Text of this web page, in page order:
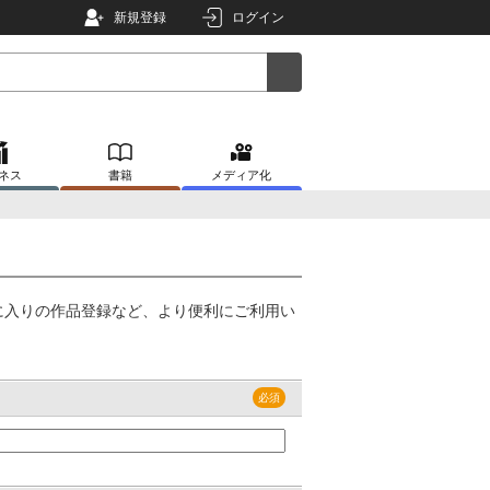
新規登録 ログイン
ス 書籍 メディア化
りの作品登録など、より便利にご利用い